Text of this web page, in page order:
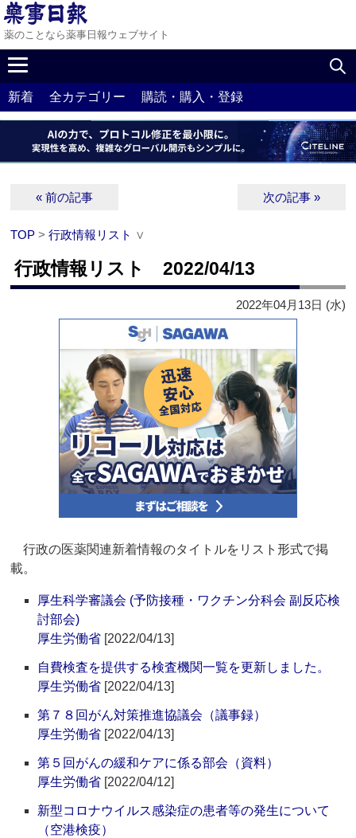
薬のことなら薬事日報ウェブサイト
新着 全カテゴリー 購読・購入・登録
« 前の記事 次の記事 »
TOP >行政情報リスト ∨
行政情報リスト 2022/04/13
2022年04月13日 (水)
行政の医薬関連新着情報のタイトルをリスト形式で掲
載。
厚生科学審議会 (予防接種・ワクチン分科会 副反応検
討部会)
厚生労働省 [2022/04/13]
自費検査を提供する検査機関一覧を更新しました。
厚生労働省 [2022/04/13]
第７８回がん対策推進協議会（議事録）
厚生労働省 [2022/04/13]
第５回がんの緩和ケアに係る部会（資料）
厚生労働省 [2022/04/12]
新型コロナウイルス感染症の患者等の発生について
（空港検疫）